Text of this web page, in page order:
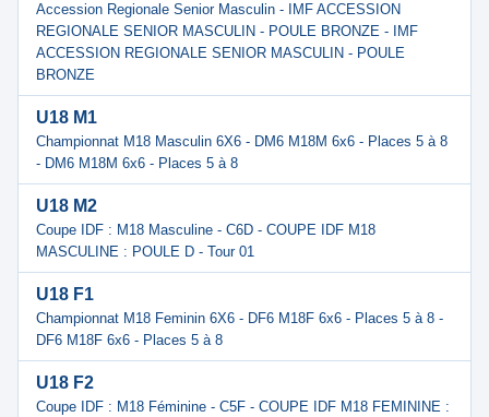
Accession Regionale Senior Masculin - IMF ACCESSION
REGIONALE SENIOR MASCULIN - POULE BRONZE - IMF
ACCESSION REGIONALE SENIOR MASCULIN - POULE
BRONZE
U18 M1
Championnat M18 Masculin 6X6 - DM6 M18M 6x6 - Places 5 à 8
- DM6 M18M 6x6 - Places 5 à 8
U18 M2
Coupe IDF : M18 Masculine - C6D - COUPE IDF M18
MASCULINE : POULE D - Tour 01
U18 F1
Championnat M18 Feminin 6X6 - DF6 M18F 6x6 - Places 5 à 8 -
DF6 M18F 6x6 - Places 5 à 8
U18 F2
Coupe IDF : M18 Féminine - C5F - COUPE IDF M18 FEMININE :